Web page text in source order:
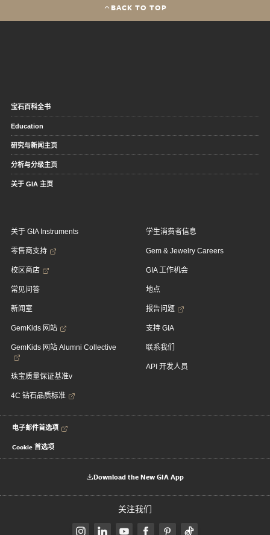
BACK TO TOP
宝石百科全书
Education
研究与新闻主页
分析与分级主页
关于 GIA 主页
关于 GIA Instruments
零售商支持
校区商店
常见问答
新闻室
GemKids 网站
GemKids 网站 Alumni Collective
珠宝质量保证基准v
4C 钻石品质标准
学生消费者信息
Gem & Jewelry Careers
GIA 工作机会
地点
报告问题
支持 GIA
联系我们
API 开发人员
电子邮件首选项
Cookie 首选项
Download the New GIA App
关注我们